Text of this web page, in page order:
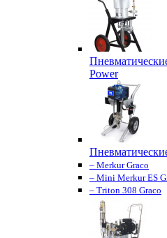
Power
– Merkur Graco
– Mini Merkur ES
– Triton 308 Graco